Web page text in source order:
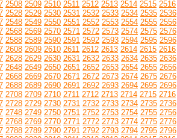
2508 2509 2510 2511 2512 2513 2514 2515 2516
2528 2529 2530 2531 2532 2533 2534 2535 2536
2548 2549 2550 2551 2552 2553 2554 2555 2556
2568 2569 2570 2571 2572 2573 2574 2575 2576
2588 2589 2590 2591 2592 2593 2594 2595 2596
2608 2609 2610 2611 2612 2613 2614 2615 2616
2628 2629 2630 2631 2632 2633 2634 2635 2636
2648 2649 2650 2651 2652 2653 2654 2655 2656
2668 2669 2670 2671 2672 2673 2674 2675 2676
2688 2689 2690 2691 2692 2693 2694 2695 2696
2708 2709 2710 2711 2712 2713 2714 2715 2716
2728 2729 2730 2731 2732 2733 2734 2735 2736
2748 2749 2750 2751 2752 2753 2754 2755 2756
2768 2769 2770 2771 2772 2773 2774 2775 2776
2788 2789 2790 2791 2792 2793 2794 2795 2796